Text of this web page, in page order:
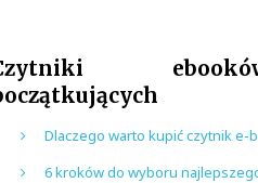
Dlaczego warto kupić czytnik e-
6 kroków do wyboru